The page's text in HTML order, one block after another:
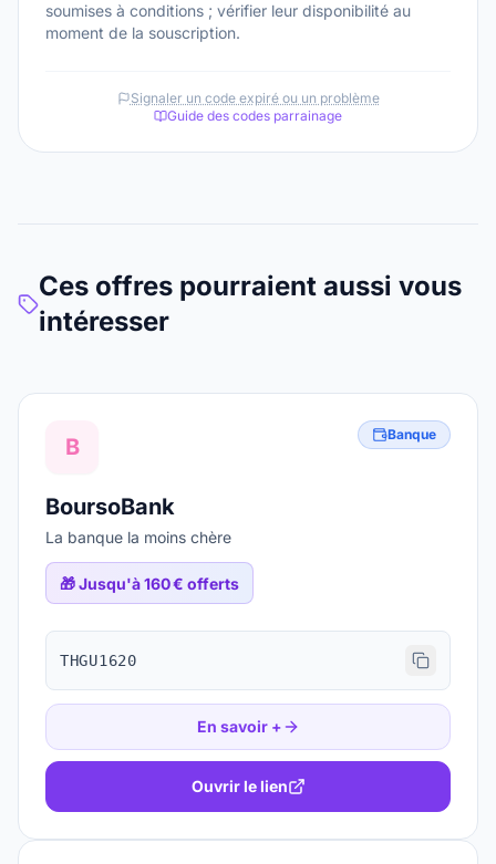
soumises à conditions ; vérifier leur disponibilité au
moment de la souscription.
Signaler un code expiré ou un problème
Guide des codes parrainage
Ces offres pourraient aussi vous
intéresser
B Banque
BoursoBank
La banque la moins chère
🎁Jusqu'à 160 € offerts
THGU1620
En savoir +
Ouvrir le lien